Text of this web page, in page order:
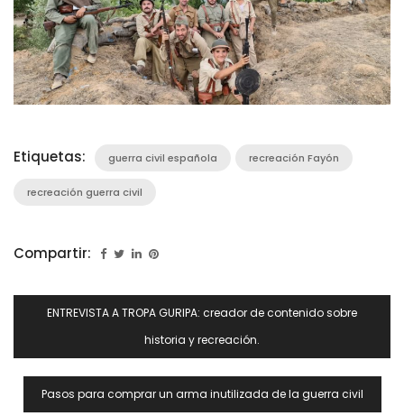
Etiquetas: guerra civil española recreación Fayón
recreación guerra civil
Compartir:
Navegación
ENTREVISTA A TROPA GURIPA: creador de contenido sobre
historia y recreación.
Pasos para comprar un arma inutilizada de la guerra civil